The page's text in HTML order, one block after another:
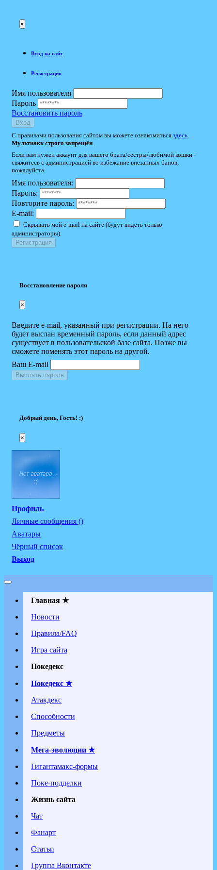
×
Вход на сайт
Регистрация
Имя пользователя
Пароль
Восстановить пароль
Вход
С правилами пользования сайтом вы можете ознакомиться здесь
Мультиакк строго запрещён
Если вам нужен аккаунт для вашего брата/сестры/любимой кошки -
свяжитесь с администрацией во избежание внезапных банов,
пожалуйста.
Имя пользователя:
Пароль:
Повторите пароль:
E-mail:
Скрывать мой e-mail на сайте (будут видеть только
администраторы).
Восстановление пароля
×
Введите e-mail, указанный при регистрации. На него
будет выслан временный пароль, если данный адрес
существует в пользовательской базе сайта. Позже вы
сможете поменять этот пароль на другой.
Ваш E-mail
Выслать пароль
Добрый день, Гость! :)
×
Профиль
Личные сообщения ()
Аватары
Чёрный список
Выход
Главная ★
Новости
Правила/FAQ
Игра сайта
Покедекс
Покедекс ★
Атакдекс
Способности
Предметы
Мега-эволюции ★
Гигантамакс-формы
Поке-подделки
Жизнь сайта
Чат
Фанарт
Статьи
Группа Вконтакте